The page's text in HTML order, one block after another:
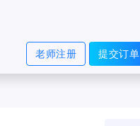
老师注册 提交订单